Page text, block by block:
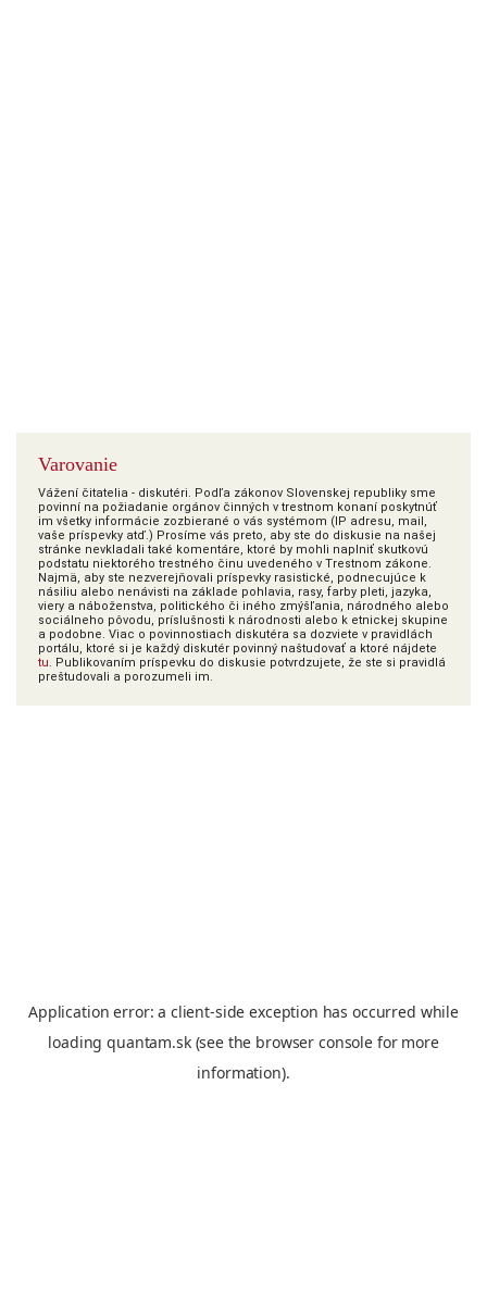
Varovanie
Vážení čitatelia - diskutéri. Podľa zákonov Slovenskej republiky sme
povinní na požiadanie orgánov činných v trestnom konaní poskytnúť
im všetky informácie zozbierané o vás systémom (IP adresu, mail,
vaše príspevky atď.) Prosíme vás preto, aby ste do diskusie na našej
stránke nevkladali také komentáre, ktoré by mohli naplniť skutkovú
podstatu niektorého trestného činu uvedeného v Trestnom zákone.
Najmä, aby ste nezverejňovali príspevky rasistické, podnecujúce k
násiliu alebo nenávisti na základe pohlavia, rasy, farby pleti, jazyka,
viery a náboženstva, politického či iného zmýšľania, národného alebo
sociálneho pôvodu, príslušnosti k národnosti alebo k etnickej skupine
a podobne. Viac o povinnostiach diskutéra sa dozviete v pravidlách
portálu, ktoré si je každý diskutér povinný naštudovať a ktoré nájdete
tu. Publikovaním príspevku do diskusie potvrdzujete, že ste si pravidlá
preštudovali a porozumeli im.